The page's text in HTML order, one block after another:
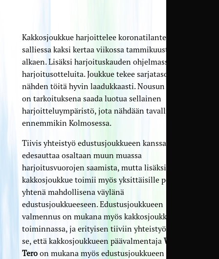
Kakkosjoukkue harjoittelee koronatilanteen
salliessa kaksi kertaa viikossa tammikuusta
alkaen. Lisäksi harjoituskauden ohjelmassa on
harjoitusotteluita. Joukkue tekee sarjatasoon
nähden töitä hyvin laadukkaasti. Nousun ohella
on tarkoituksena saada luotua sellainen
harjoitteluympäristö, jota nähdään tavallisesti
ennemmikin Kolmosessa.
Tiivis yhteistyö edustusjoukkueen kanssa
edesauttaa osaltaan muun muassa
harjoitusvuorojen saamista, mutta lisäksi
kakkosjoukkue toimii myös yksittäisille pelaajille
yhtenä mahdollisena väylänä
edustusjoukkueeseen. Edustusjoukkueen
valmennus on mukana myös kakkosjoukkueen
toiminnassa, ja erityisen tiiviin yhteistyön takaa
se, että kakkosjoukkueen päävalmentaja Weeti
Teroon mukana myös edustusjoukkueen